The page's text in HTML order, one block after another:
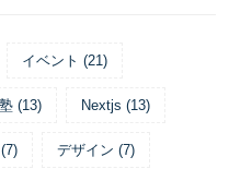
イベント (21)
(13) Nextjs (13)
(7) デザイン (7)